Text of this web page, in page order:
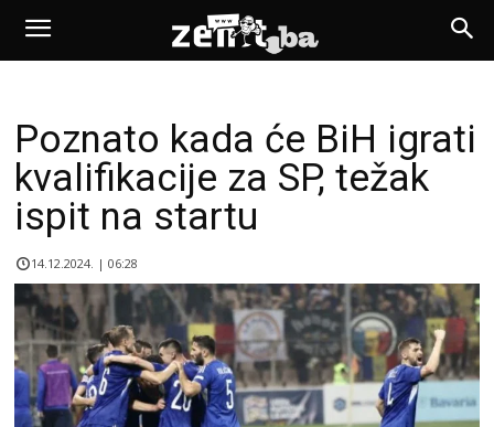
Poznato kada će BiH igrati
kvalifikacije za SP, težak
ispit na startu
14.12.2024. | 06:28